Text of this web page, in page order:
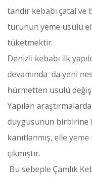
tandır kebabı çatal ve
türünün yeme usulü
tüketmektir.
Denizli kebabı ilk
devamında da yeni
hürmetten usulü
Yapılan
duygusunun birbirine
kanıtlanmış, elle
çıkmıştır.
Bu sebeple Çamlık